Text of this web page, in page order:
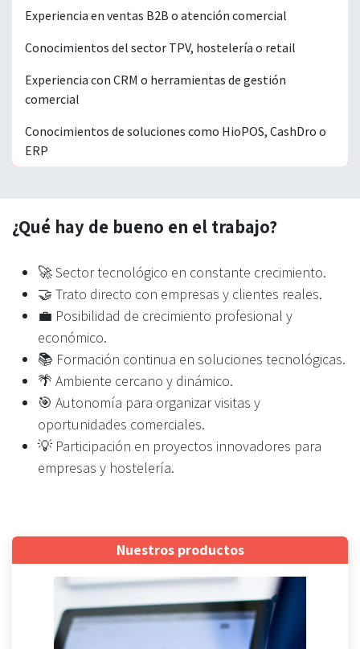
Experiencia en ventas B2B o atención comercial
Conocimientos del sector TPV, hostelería o retail
Experiencia con CRM o herramientas de gestión
comercial
Conocimientos de soluciones como HioPOS, CashDro o
ERP
¿Qué hay de bueno en el trabajo?
🚀 Sector tecnológico en constante crecimiento.
🤝 Trato directo con empresas y clientes reales.
💼 Posibilidad de crecimiento profesional y
económico.
📚 Formación continua en soluciones tecnológicas.
🌴 Ambiente cercano y dinámico.
🎯 Autonomía para organizar visitas y
oportunidades comerciales.
💡 Participación en proyectos innovadores para
empresas y hostelería.
Nuestros productos